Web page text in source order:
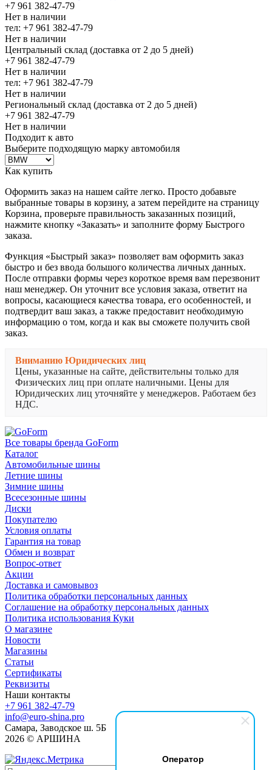
Оператор
+7 961 382-47-79
Нет в наличии
тел: +7 961 382-47-79
Нет в наличии
Центральный склад (доставка от 2 до 5 дней)
+7 961 382-47-79
Нет в наличии
тел: +7 961 382-47-79
Нет в наличии
Региональный склад (доставка от 2 до 5 дней)
+7 961 382-47-79
Нет в наличии
Подходит к авто
Выберите подходящую марку автомобиля
Как купить
Оформить заказ на нашем сайте легко. Просто добавьте
выбранные товары в корзину, а затем перейдите на страницу
Корзина, проверьте правильность заказанных позиций,
нажмите кнопку «Заказать» и заполните форму Быстрого
заказа.
Функция «Быстрый заказ» позволяет вам оформить заказ
быстро и без ввода большого количества личных данных.
После отправки формы через короткое время вам перезвонит
наш менеджер. Он уточнит все условия заказа, ответит на
вопросы, касающиеся качества товара, его особенностей, и
подтвердит ваш заказ, а также предоставит необходимую
информацию о том, когда и как вы сможете получить свой
заказ.
Вниманию Юридических лиц
Цены, указанные на сайте, действительны только для
Физических лиц при оплате наличными. Цены для
Юридических лиц уточняйте у менеджеров. Работаем без
НДС.
Все товары бренда GoForm
Каталог
Автомобильные шины
Летние шины
Зимние шины
Всесезонные шины
Диски
Покупателю
Условия оплаты
Гарантия на товар
Обмен и возврат
Вопрос-ответ
Акции
Доставка и самовывоз
Политика обработки персональных данных
Соглашение на обработку персональных данных
Политика использования Куки
О магазине
Новости
Магазины
Статьи
Сертификаты
Реквизиты
Наши контакты
+7 961 382-47-79
info@euro-shina.pro
Самара, Заводское ш. 5Б
2026 © АРШИНА